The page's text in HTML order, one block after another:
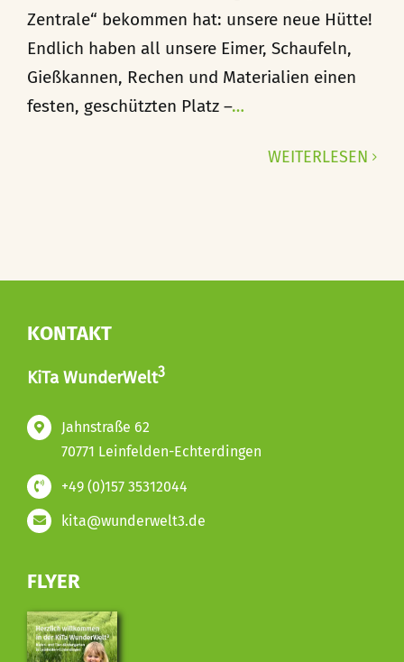
Zentrale“ bekommen hat: unsere neue Hütte!
Endlich haben all unsere Eimer, Schaufeln,
Gießkannen, Rechen und Materialien einen
festen, geschützten Platz –…
WEITERLESEN
KONTAKT
KiTa WunderWelt3
Jahnstraße 62
70771 Leinfelden-Echterdingen
+49 (0)157 35312044
kita@wunderwelt3.de
FLYER